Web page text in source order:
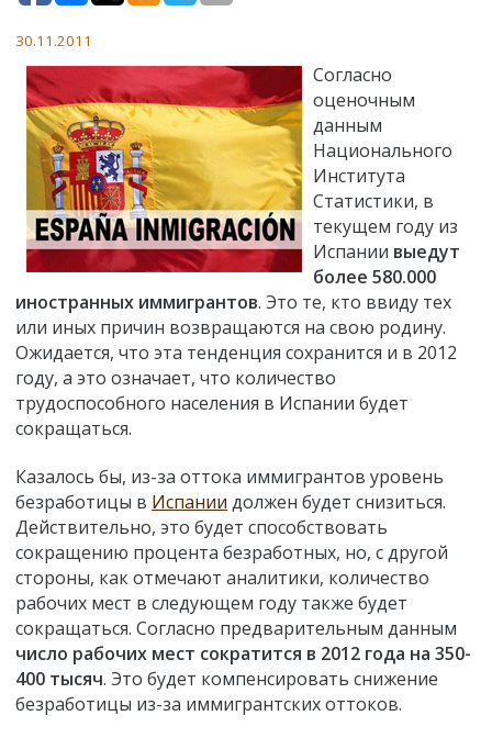
30.11.2011
Согласно
оценочным
данным
Национального
Института
Статистики, в
текущем году из
Испании выедут
более 580.000
иностранных иммигрантов. Это те, кто ввиду тех
или иных причин возвращаются на свою родину.
Ожидается, что эта тенденция сохранится и в 2012
году, а это означает, что количество
трудоспособного населения в Испании будет
сокращаться.
Казалось бы, из-за оттока иммигрантов уровень
безработицы в Испании должен будет снизиться.
Действительно, это будет способствовать
сокращению процента безработных, но, с другой
стороны, как отмечают аналитики, количество
рабочих мест в следующем году также будет
сокращаться. Согласно предварительным данным
число рабочих мест сократится в 2012 года на 350-
400 тысяч. Это будет компенсировать снижение
безработицы из-за иммигрантских оттоков.